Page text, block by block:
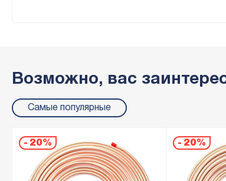
Возможно, вас
Самые популярные
- 20% - 20%